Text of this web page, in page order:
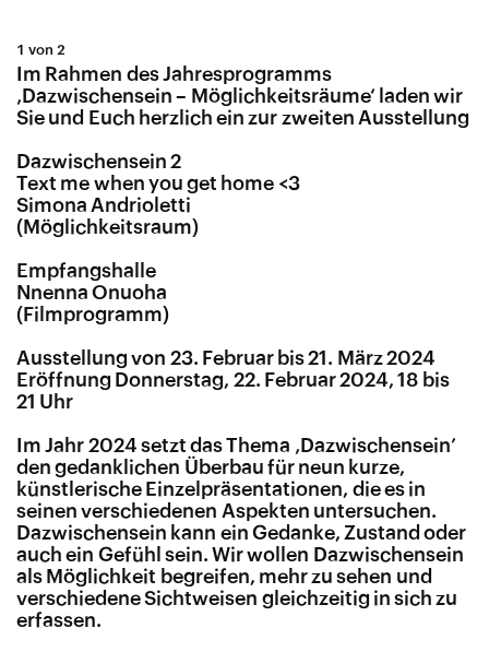
1 von 2
Im Rahmen des Jahresprogramms
‚Dazwischensein – Möglichkeitsräume‘ laden wir
Sie und Euch herzlich ein zur zweiten Ausstellung
Dazwischensein 2
Text me when you get home <3
Simona Andrioletti
(Möglichkeitsraum)
Empfangshalle
Nnenna Onuoha
(Filmprogramm)
Ausstellung von 23. Februar bis 21. März 2024
Eröffnung Donnerstag, 22. Februar 2024, 18 bis
21 Uhr
Im Jahr 2024 setzt das Thema ‚Dazwischensein’
den gedanklichen Überbau für neun kurze,
künstlerische Einzelpräsentationen, die es in
seinen verschiedenen Aspekten untersuchen.
Dazwischensein kann ein Gedanke, Zustand oder
auch ein Gefühl sein. Wir wollen Dazwischensein
als Möglichkeit begreifen, mehr zu sehen und
verschiedene Sichtweisen gleichzeitig in sich zu
erfassen.